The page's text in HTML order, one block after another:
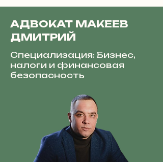
АДВОКАТ МАКЕЕВ
ДМИТРИЙ
Специализация: Бизнес,
налоги и финансовая
безопасность